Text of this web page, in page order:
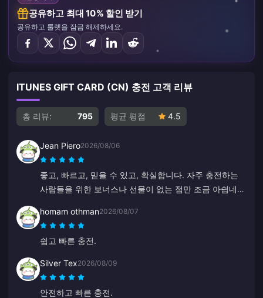
공유하고 최대 10% 할인 받기
공유하고 룰렛을 잠금 해제하세요.
ITUNES GIFT CARD (CN) 충전 고객 리뷰
총 리뷰: 795 평균 평점 4.5
Jean Piero2026/08/06
좋고, 빠르고, 믿을 수 있고, 확실합니다. 자주 충전하는
사람들을 위한 보너스나 선물이 없는 점만 조금 아쉽네
homam othman2026/08/07
쉽고 빠른 충전.
Silver Tex2026/08/09
안전하고 빠른 충전.